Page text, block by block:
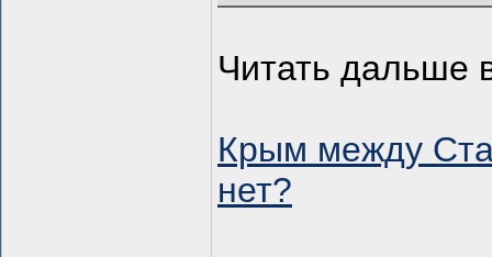
Читать дальше
Крым между
нет?